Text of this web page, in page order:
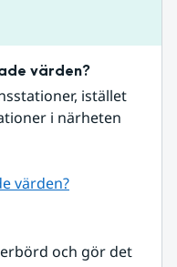
värden?
istället
i närheten
värden?
och gör det